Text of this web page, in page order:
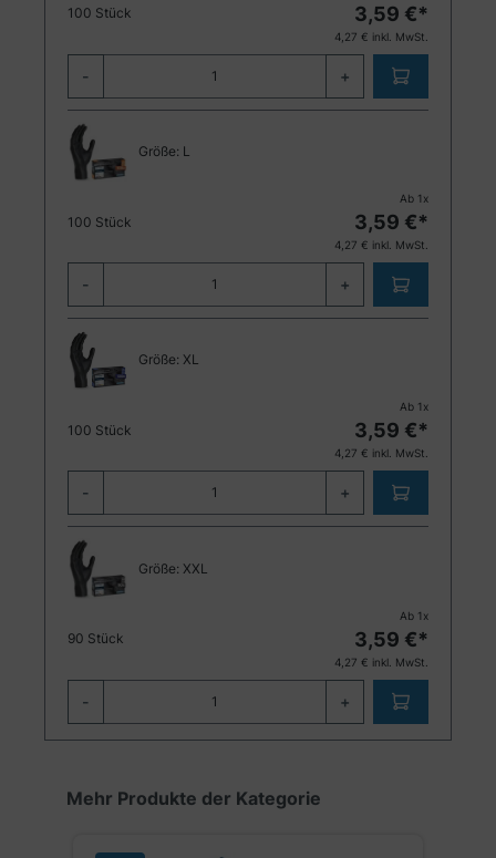
100 Stück 3,59 €*
4,27 € inkl. MwSt.
- +
Größe: L
100 Stück
Ab 1 x
3,59 €*
4,27 € inkl. MwSt.
- +
Größe: XL
100 Stück
Ab 1 x
3,59 €*
4,27 € inkl. MwSt.
- +
Größe: XXL
90 Stück
Ab 1 x
3,59 €*
4,27 € inkl. MwSt.
- +
Produktgalerie überspringen
Mehr Produkte der Kategorie